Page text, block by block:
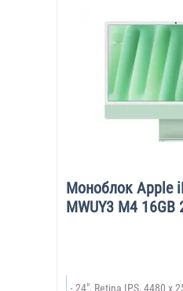
Моноблок Apple
MWUY3 M4 16GB
24", Retina IPS, 4480 x